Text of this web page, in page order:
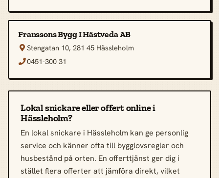
Franssons Bygg I Hästveda AB
 Stengatan 10, 281 45 Hässleholm
0451-300 31
Lokal snickare eller offert online i
Hässleholm?
En lokal snickare i Hässleholm kan ge personlig
service och känner ofta till bygglovsregler och
husbestånd på orten. En offerttjänst ger dig i
stället flera offerter att jämföra direkt, vilket